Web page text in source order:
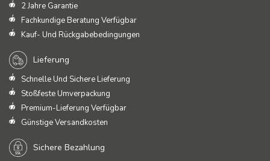
2 Jahre Garantie
Fachkundige Beratung Verfügbar
Kauf- Und Rückgabebedingungen
Lieferung
Schnelle Und Sichere Lieferung
Stoßfeste Umverpackung
Premium-Lieferung Verfügbar
Günstige Versandkosten
Sichere Bezahlung